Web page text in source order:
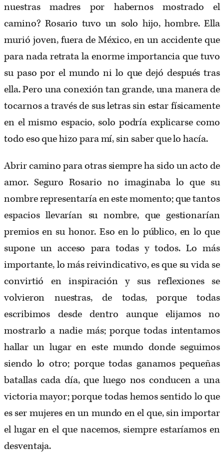
nuestras madres por habernos mostrado el
camino? Rosario tuvo un solo hijo, hombre. Ella
murió joven, fuera de México, en un accidente que
para nada retrata la enorme importancia que tuvo
su paso por el mundo ni lo que dejó después tras
ella. Pero una conexión tan grande, una manera de
tocarnos a través de sus letras sin estar físicamente
en el mismo espacio, solo podría explicarse como
todo eso que hizo para mí, sin saber que lo hacía.
Abrir camino para otras siempre ha sido un acto de
amor. Seguro Rosario no imaginaba lo que su
nombre representaría en este momento; que tantos
espacios llevarían su nombre, que gestionarían
premios en su honor. Eso en lo público, en lo que
supone un acceso para todas y todos. Lo más
importante, lo más reivindicativo, es que su vida se
convirtió en inspiración y sus reflexiones se
volvieron nuestras, de todas, porque todas
escribimos desde dentro aunque elijamos no
mostrarlo a nadie más; porque todas intentamos
hallar un lugar en este mundo donde seguimos
siendo lo otro; porque todas ganamos pequeñas
batallas cada día, que luego nos conducen a una
victoria mayor; porque todas hemos sentido lo que
es ser mujeres en un mundo en el que, sin importar
el lugar en el que nacemos, siempre estaríamos en
desventaja.